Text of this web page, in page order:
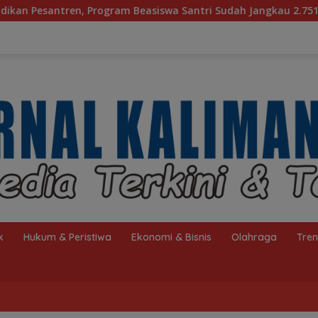
Santri Sudah Jangkau 2.751 Penerima Bagaimana
Hukum & Peristiwa Ekonomi & Bisnis Olahraga